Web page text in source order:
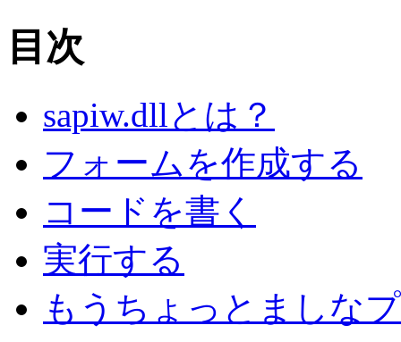
目次
sapiw.dllとは？
フォームを作成する
コードを書く
実行する
もうちょっとましな